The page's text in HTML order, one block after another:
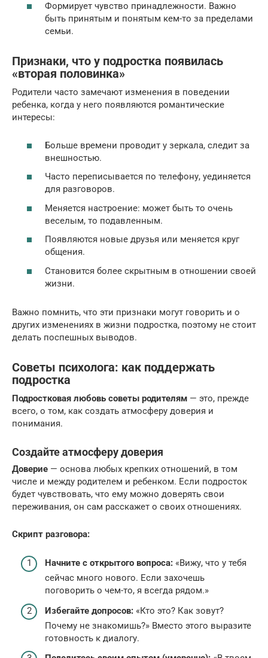
Формирует чувство принадлежности. Важно
быть принятым и понятым кем-то за пределами
семьи.
Признаки, что у подростка появилась
«вторая половинка»
Родители часто замечают изменения в поведении
ребенка, когда у него появляются романтические
интересы:
Больше времени проводит у зеркала, следит за
внешностью.
Часто переписывается по телефону, уединяется
для разговоров.
Меняется настроение: может быть то очень
веселым, то подавленным.
Появляются новые друзья или меняется круг
общения.
Становится более скрытным в отношении своей
жизни.
Важно помнить, что эти признаки могут говорить и о
других изменениях в жизни подростка, поэтому не стоит
делать поспешных выводов.
Советы психолога: как поддержать
подростка
Подростковая любовь советы родителям — это, прежде
всего, о том, как создать атмосферу доверия и
понимания.
Создайте атмосферу доверия
Доверие — основа любых крепких отношений, в том
числе и между родителем и ребенком. Если подросток
будет чувствовать, что ему можно доверять свои
переживания, он сам расскажет о своих отношениях.
Скрипт разговора:
Начните с открытого вопроса: «Вижу, что у тебя
сейчас много нового. Если захочешь
поговорить о чем-то, я всегда рядом.»
Избегайте допросов: «Кто это? Как зовут?
Почему не знакомишь?» Вместо этого выразите
готовность к диалогу.